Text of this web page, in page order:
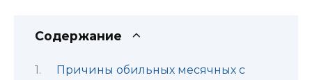
Содержание
Причины обильных месячных с